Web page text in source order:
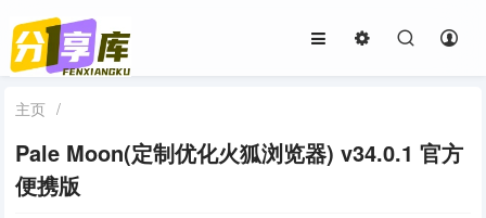
主页 /
Pale Moon(定制优化火狐浏览器) v34.0.1 官方
便携版